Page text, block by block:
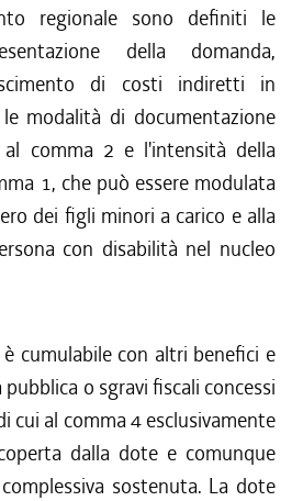
regionale sono definiti le
della domanda,
di costi indiretti in
modalità di documentazione
comma 2 e l'intensità della
1, che può essere modulata
dei figli minori a carico e alla
con disabilità nel nucleo
cumulabile con altri benefici e
o sgravi fiscali concessi
cui al comma 4 esclusivamente
dalla dote e comunque
sostenuta. La dote